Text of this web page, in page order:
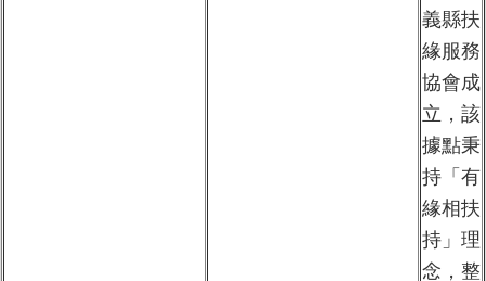
義縣扶
緣服務
協會成
立，該
據點秉
持「有
緣相扶
持」理
念，整